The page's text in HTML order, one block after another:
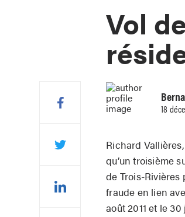
Vol
18
Richard
qu’un troisième
de Trois-
fraude en lien
août 2011 et le